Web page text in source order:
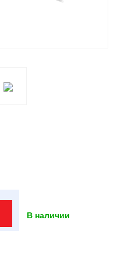
В наличии